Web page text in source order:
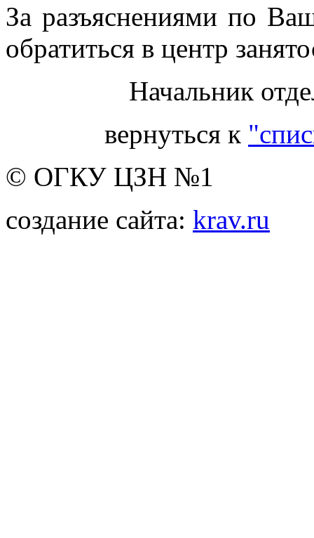
За разъяснениями по
обратиться в центр
Начальник
вернуться к
© ОГКУ ЦЗН №1
создание сайта: krav.ru